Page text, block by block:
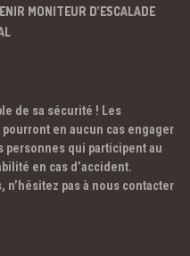
MONITEUR D’ESCALADE
de sa sécurité ! Les
en aucun cas engager
personnes qui participent au
en cas d’accident.
pas à nous contacter